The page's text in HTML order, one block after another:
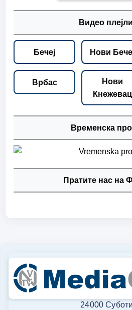
Видео
Бечеј Нови
Врбас
Нови
Кнежевац
Временска
Пратите нас на
24000